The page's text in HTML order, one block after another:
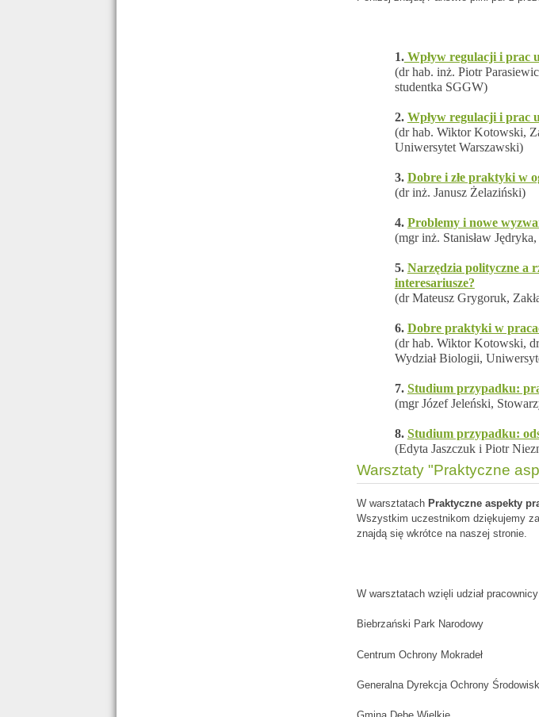
1.Wpływ regulacji i prac
(dr hab. inż. Piotr
studentka SGGW)
2. Wpływ regulacji i prac
(dr hab. Wiktor Kotowski,
Uniwersytet Warszawski)
3. Dobre i złe praktyki w
(dr inż. Janusz Żelaziński)
4. Problemy i nowe
(mgr inż. Stanisław
5. Narzędzia polityczne a
interesariusze?
(dr Mateusz Grygoruk,
6. Dobre praktyki w
(dr hab. Wiktor Kotowski,
Wydział Biologii,
7. Studium przypadku:
(mgr Józef Jeleński,
8. Studium przypadku:
(Edyta Jaszczuk i Piotr
Warsztaty "Praktyczne
W warsztatach Praktyczne aspekty
Wszystkim uczestnikom dziękujemy
znajdą się wkrótce na naszej stronie.
W warsztatach wzięli udział
Biebrzański Park Narodowy
Centrum Ochrony Mokradeł
Generalna Dyrekcja Ochrony